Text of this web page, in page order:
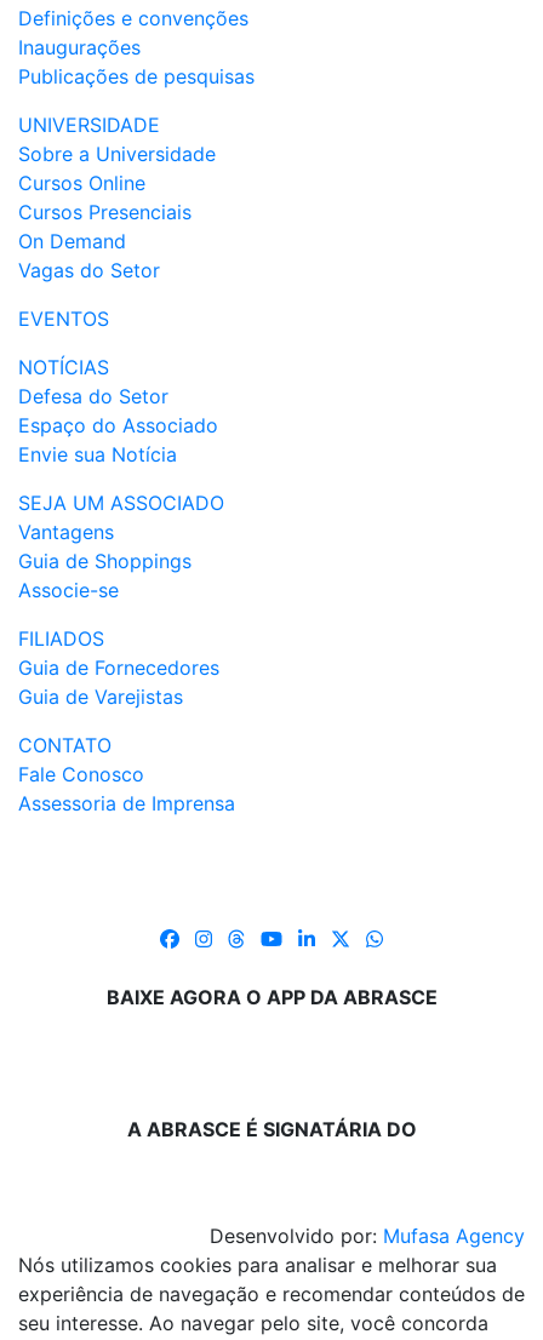
Definições e convenções
Inaugurações
Publicações de pesquisas
UNIVERSIDADE
Sobre a Universidade
Cursos Online
Cursos Presenciais
On Demand
Vagas do Setor
EVENTOS
NOTÍCIAS
Defesa do Setor
Espaço do Associado
Envie sua Notícia
SEJA UM ASSOCIADO
Vantagens
Guia de Shoppings
Associe-se
FILIADOS
Guia de Fornecedores
Guia de Varejistas
CONTATO
Fale Conosco
Assessoria de Imprensa
BAIXE AGORA O APP DA ABRASCE
A ABRASCE É SIGNATÁRIA DO
Desenvolvido por: Mufasa Agency
Nós utilizamos cookies para analisar e melhorar sua
experiência de navegação e recomendar conteúdos de
seu interesse. Ao navegar pelo site, você concorda